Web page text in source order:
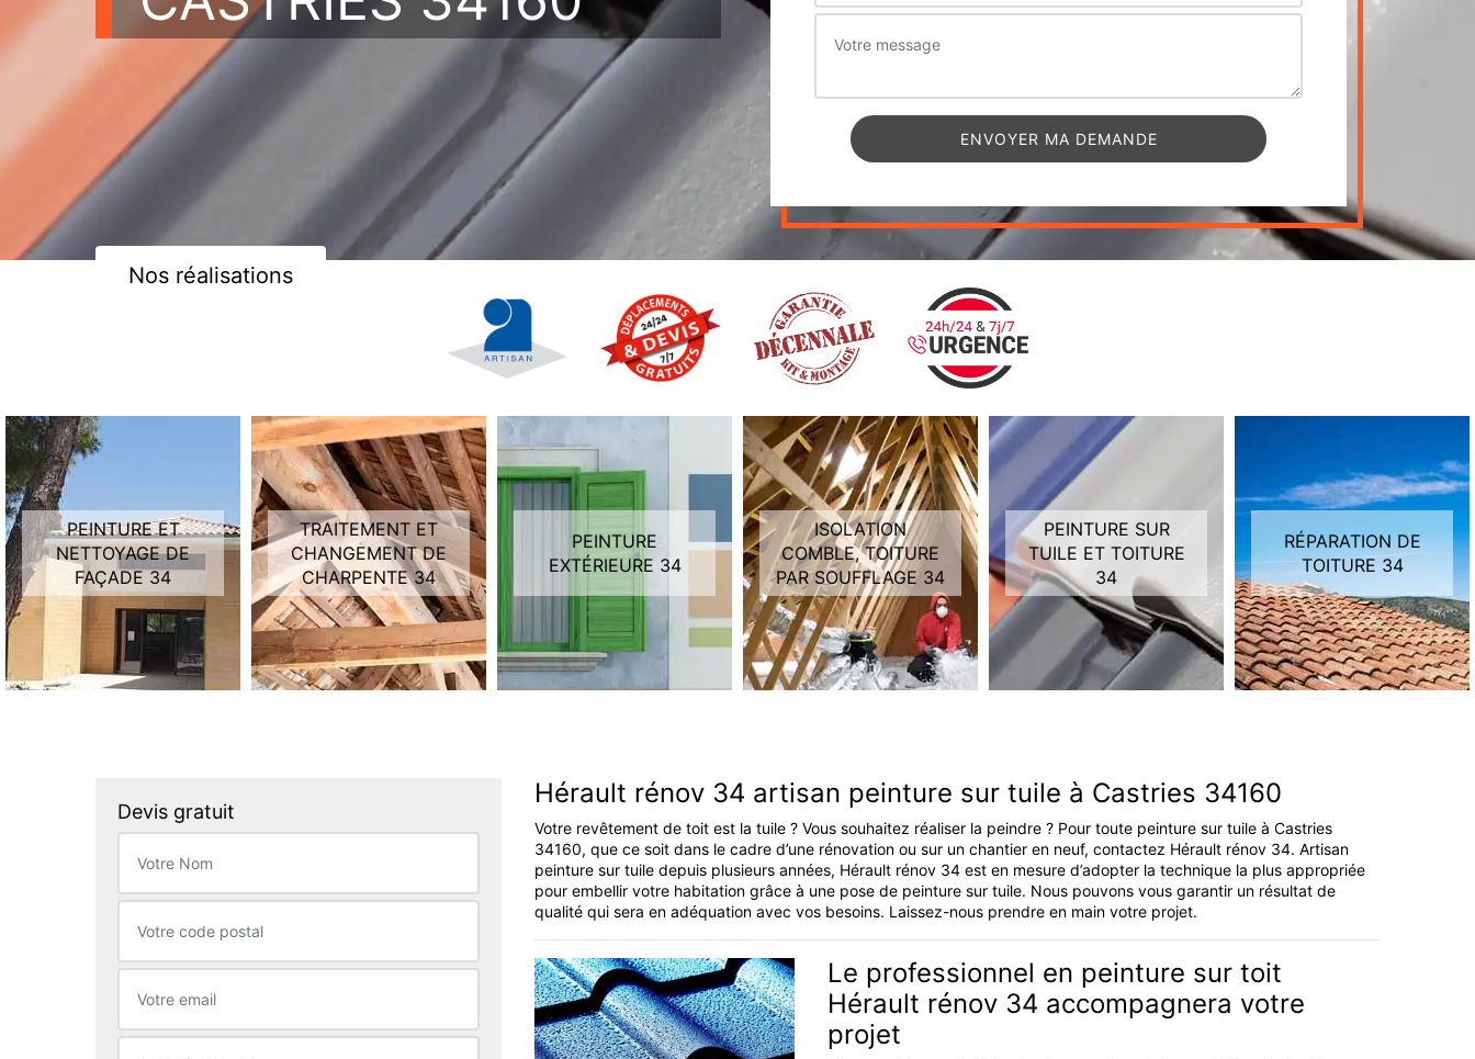
Nos réalisations
PEINTURE ET
NETTOYAGE DE
FAÇADE 34
TRAITEMENT ET
CHANGEMENT DE
CHARPENTE 34
PEINTURE
EXTÉRIEURE 34
ISOLATION
COMBLE, TOITURE
PAR SOUFFLAGE 34
PEINTURE SUR
TUILE ET TOITURE
34
RÉPARATION DE
TOITURE 34
Devis gratuit
Hérault rénov 34 artisan peinture sur tuile à Castries 34160
Votre revêtement de toit est la tuile ? Vous souhaitez réaliser la peindre ? Pour toute peinture sur tuile à Castries
34160, que ce soit dans le cadre d’une rénovation ou sur un chantier en neuf, contactez Hérault rénov 34. Artisan
peinture sur tuile depuis plusieurs années, Hérault rénov 34 est en mesure d’adopter la technique la plus appropriée
pour embellir votre habitation grâce à une pose de peinture sur tuile. Nous pouvons vous garantir un résultat de
qualité qui sera en adéquation avec vos besoins. Laissez-nous prendre en main votre projet.
Le professionnel en peinture sur toit
Hérault rénov 34 accompagnera votre
projet